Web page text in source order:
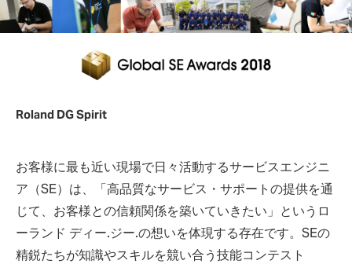
Roland DG Spirit
お客様に最も近い現場で日々活動するサービスエンジニ
ア（SE）は、「高品質なサービス・サポートの提供を通
じて、お客様との信頼関係を築いていきたい」というロ
ーランド ディー.ジー.の想いを体現する存在です。SEの
精鋭たちが知識やスキルを競い合う技能コンテスト